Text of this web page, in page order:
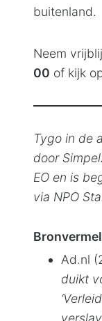
buitenland.
Neem
00 of kijk
Tygo in de
door
EO en is
via NPO
Ad.nl
duikt